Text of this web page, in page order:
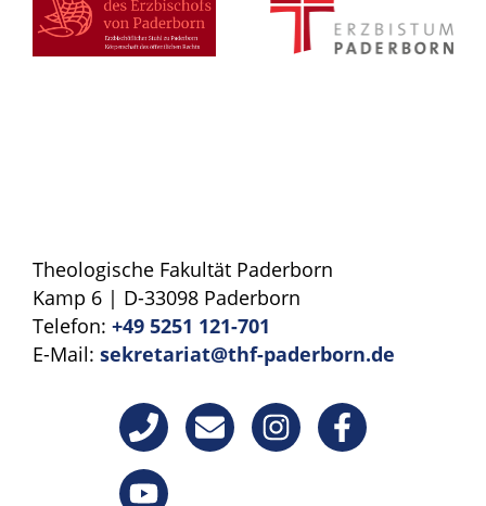
Theologische Fakultät Paderborn
Kamp 6 | D-33098 Paderborn
Telefon: +49 5251 121-701
E-Mail: sekretariat@thf-paderborn.de